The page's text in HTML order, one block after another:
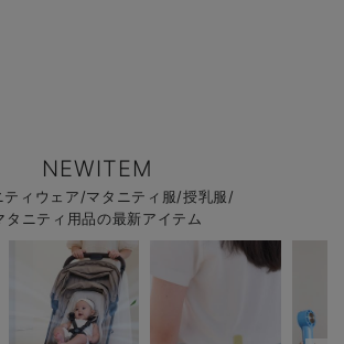
NEWITEM
ティウェア/マタニティ服/授乳服/
タニティ用品の最新アイテム